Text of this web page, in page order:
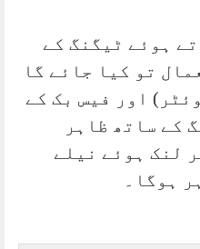
ہوئے ٹیگنگ کے
تو کیا جائے گا
اور فیس بک کے
کے ساتھ ظاہر
لنک ہوئے نیلے
ہوگا۔